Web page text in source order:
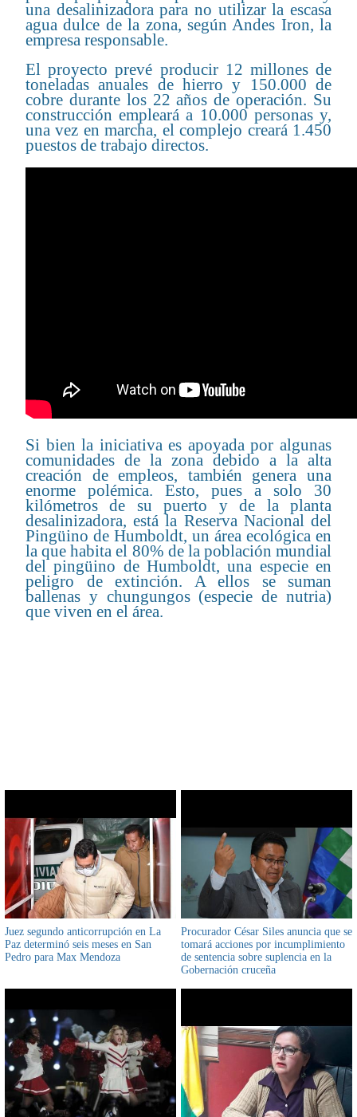
una desalinizadora para no utilizar la escasa
agua dulce de la zona, según Andes Iron, la
empresa responsable.
El proyecto prevé producir 12 millones de
toneladas anuales de hierro y 150.000 de
cobre durante los 22 años de operación. Su
construcción empleará a 10.000 personas y,
una vez en marcha, el complejo creará 1.450
puestos de trabajo directos.
Si bien la iniciativa es apoyada por algunas
comunidades de la zona debido a la alta
creación de empleos, también genera una
enorme polémica. Esto, pues a solo 30
kilómetros de su puerto y de la planta
desalinizadora, está la Reserva Nacional del
Pingüino de Humboldt, un área ecológica en
la que habita el 80% de la población mundial
del pingüino de Humboldt, una especie en
peligro de extinción. A ellos se suman
ballenas y chungungos (especie de nutria)
que viven en el área.
Juez segundo anticorrupción en La
Paz determinó seis meses en San
Pedro para Max Mendoza
Procurador César Siles anuncia que se
tomará acciones por incumplimiento
de sentencia sobre suplencia en la
Gobernación cruceña